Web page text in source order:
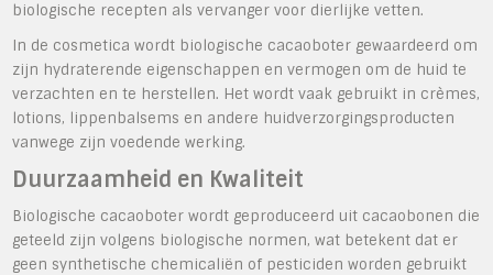
biologische recepten als vervanger voor dierlijke vetten.
In de cosmetica wordt biologische cacaoboter gewaardeerd om
zijn hydraterende eigenschappen en vermogen om de huid te
verzachten en te herstellen. Het wordt vaak gebruikt in crèmes,
lotions, lippenbalsems en andere huidverzorgingsproducten
vanwege zijn voedende werking.
Duurzaamheid en Kwaliteit
Biologische cacaoboter wordt geproduceerd uit cacaobonen die
geteeld zijn volgens biologische normen, wat betekent dat er
geen synthetische chemicaliën of pesticiden worden gebruikt